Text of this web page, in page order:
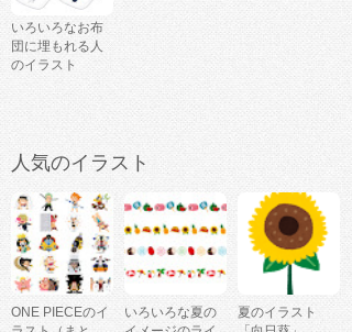
いろいろなお布
団に埋もれる人
のイラスト
人気のイラスト
ONE PIECEのイ
いろいろな夏の
夏のイラスト